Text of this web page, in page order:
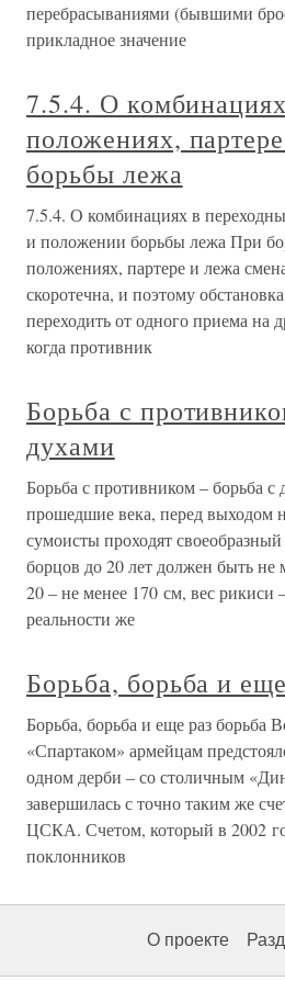
перебрасываниями (бывшими
прикладное значение
7.5.4. О
положениях,
борьбы лежа
7.5.4. О комбинациях в
и положении борьбы лежа При
положениях, партере и лежа
скоротечна, и поэтому
переходить от одного приема на
когда противник
Борьба с
духами
Борьба с противником – борьба с
прошедшие века, перед выходом
сумоисты проходят своеобразный
борцов до 20 лет должен быть
20 – не менее 170 см, вес рикиси
реальности же
Борьба, борьба и
Борьба, борьба и еще раз борьба
«Спартаком» армейцам
одном дерби – со столичным
завершилась с точно таким же
ЦСКА. Счетом, который в 2002
поклонников
О проекте